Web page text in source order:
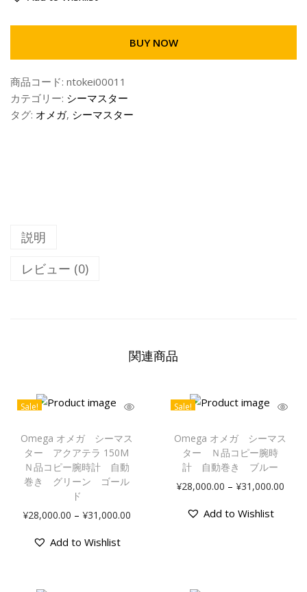
BUY NOW
商品コード: ntokei00011
カテゴリー: シーマスター
タグ: オメガ, シーマスター
説明
レビュー (0)
関連商品
Sale!
Omega オメガ シーマス
ター アクアテラ 150M
Ｎ品コピー腕時計 自動
巻き グリーン ゴール
ド
¥28,000.00 – ¥31,000.00
Add to Wishlist
Sale!
Omega オメガ シーマス
ター Ｎ品コピー腕時
計 自動巻き ブルー
¥28,000.00 – ¥31,000.00
Add to Wishlist